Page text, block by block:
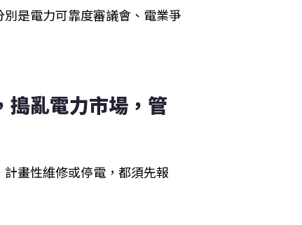
是電力可靠度審議會、電業爭
搗亂電力市場，管
畫性維修或停電，都須先報